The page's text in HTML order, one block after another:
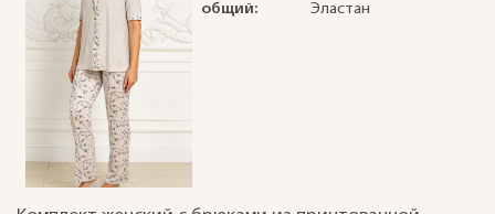
общий:
Эластан